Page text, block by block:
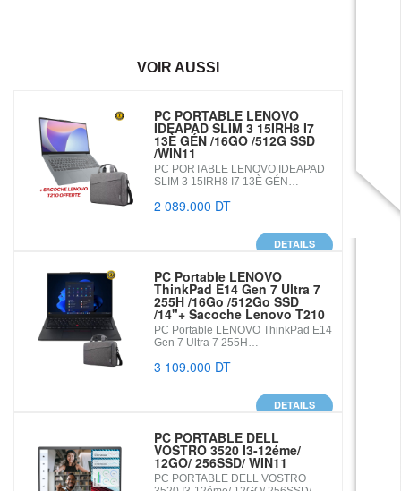
VOIR AUSSI
PC PORTABLE LENOVO
IDEAPAD SLIM 3 15IRH8 I7
13È GÉN /16GO /512G SSD
/WIN11
PC PORTABLE LENOVO IDEAPAD
SLIM 3 15IRH8 I7 13È GÉN…
2 089.000 DT
DETAILS
PC Portable LENOVO
ThinkPad E14 Gen 7 Ultra 7
255H /16Go /512Go SSD
/14"+ Sacoche Lenovo T210
PC Portable LENOVO ThinkPad E14
Gen 7 Ultra 7 255H…
3 109.000 DT
DETAILS
PC PORTABLE DELL
VOSTRO 3520 I3-12éme/
12GO/ 256SSD/ WIN11
PC PORTABLE DELL VOSTRO